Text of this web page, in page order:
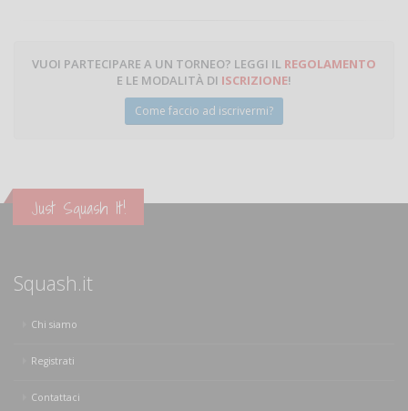
VUOI PARTECIPARE A UN TORNEO? LEGGI IL REGOLAMENTO
E LE MODALITÀ DI ISCRIZIONE!
Come faccio ad iscrivermi?
Just Squash It!
Squash.it
Chi siamo
Registrati
Contattaci